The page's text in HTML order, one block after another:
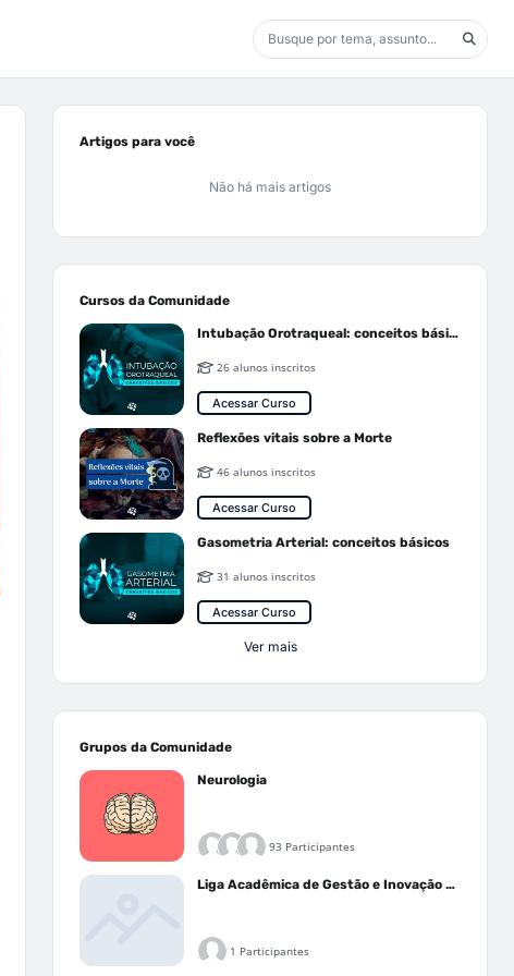
Artigos para você
Não há mais artigos
Cursos da Comunidade
Intubação Orotraqueal: conceitos básicos
26 alunos inscritos
Acessar Curso
Reflexões vitais sobre a Morte
46 alunos inscritos
Acessar Curso
Gasometria Arterial: conceitos básicos
31 alunos inscritos
Acessar Curso
Ver mais
Grupos da Comunidade
Neurologia
93 Participantes
Liga Acadêmica de Gestão e Inovação Médica - LAGIM
1 Participantes